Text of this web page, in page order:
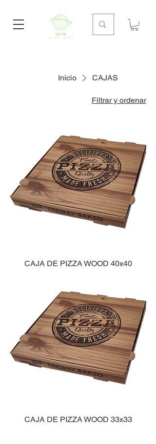
Inicio CAJAS
Filtrar y ordenar
CAJA DE PIZZA WOOD 40x40
CAJA DE PIZZA WOOD 33x33